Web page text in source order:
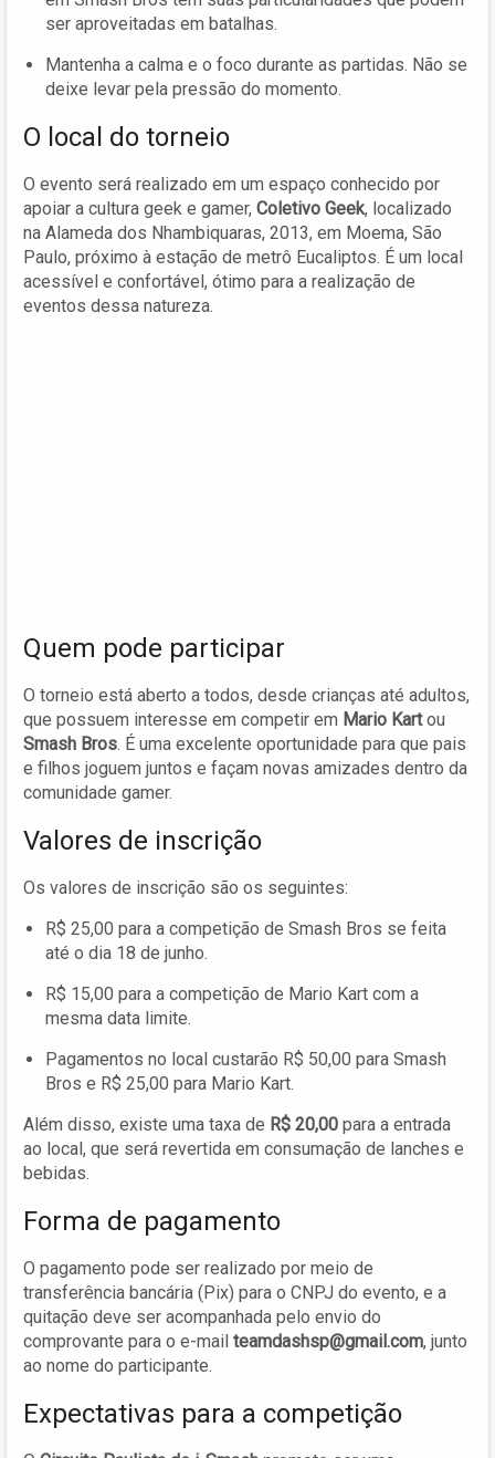
ser aproveitadas em batalhas.
Mantenha a calma e o foco durante as partidas. Não se
deixe levar pela pressão do momento.
O local do torneio
O evento será realizado em um espaço conhecido por
apoiar a cultura geek e gamer, Coletivo Geek, localizado
na Alameda dos Nhambiquaras, 2013, em Moema, São
Paulo, próximo à estação de metrô Eucaliptos. É um local
acessível e confortável, ótimo para a realização de
eventos dessa natureza.
Quem pode participar
O torneio está aberto a todos, desde crianças até adultos,
que possuem interesse em competir em Mario Kartou
Smash Bros. É uma excelente oportunidade para que pais
e filhos joguem juntos e façam novas amizades dentro da
comunidade gamer.
Valores de inscrição
Os valores de inscrição são os seguintes:
R$ 25,00 para a competição de Smash Bros se feita
até o dia 18 de junho.
R$ 15,00 para a competição de Mario Kart com a
mesma data limite.
Pagamentos no local custarão R$ 50,00 para Smash
Bros e R$ 25,00 para Mario Kart.
Além disso, existe uma taxa de R$ 20,00 para a entrada
ao local, que será revertida em consumação de lanches e
bebidas.
Forma de pagamento
O pagamento pode ser realizado por meio de
transferência bancária (Pix) para o CNPJ do evento, e a
quitação deve ser acompanhada pelo envio do
comprovante para o e-mail teamdashsp@gmail.com, junto
ao nome do participante.
Expectativas para a competição